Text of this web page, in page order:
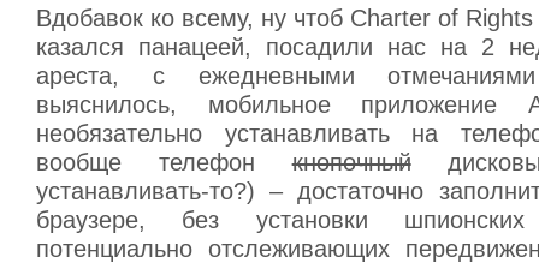
Вдобавок ко всему, ну чтоб Charter of
казался панацеей, посадили нас на 2
ареста, с ежедневными
выяснилось, мобильное приложение
необязательно устанавливать на
вообще телефонкнопочный
устанавливать-то?) – достаточно
браузере, без установки шпионских
потенциально отслеживающих